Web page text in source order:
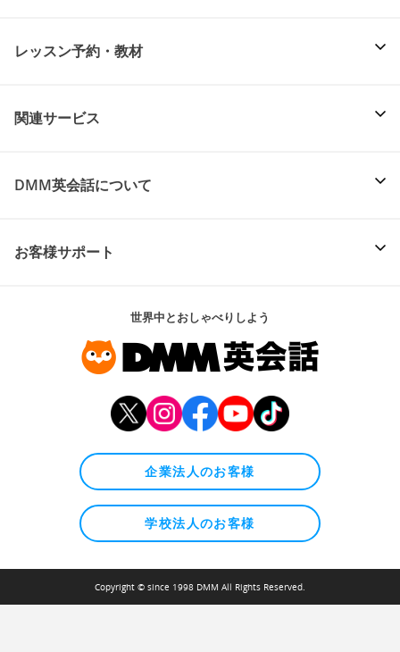
レッスン予約・教材
関連サービス
DMM英会話について
お客様サポート
世界中とおしゃべりしよう
企業法人のお客様
学校法人のお客様
Copyright © since 1998 DMM All Rights Reserved.